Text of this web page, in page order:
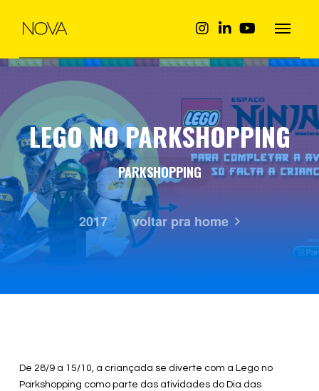
LEGO NO PARKSHOPPING
PARKSHOPPING
2017 voltar pra home
De 28/9 a 15/10, a criançada se diverte com a Lego no
Parkshopping como parte das atividades do Dia das